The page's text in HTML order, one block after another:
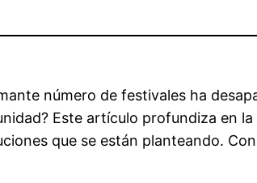
número de festivales ha
Este artículo profundiza en
que se están planteando.